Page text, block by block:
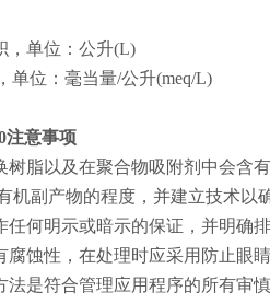
，单位：公升(L)
单位：毫当量/公升(meq/L)
注意事项
树脂以及在聚合物吸附剂中会含
机副产物的程度，并建立技术以
何明示或暗示的保证，并明确
蚀性，在处理时应采用防止眼
法是符合管理应用程序的所有审